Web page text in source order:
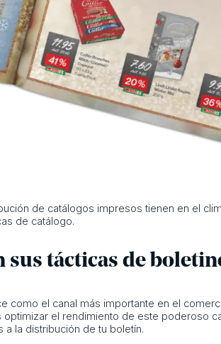
de catálogos impresos tienen en el
de catálogo.
sus tácticas de
el canal más importante en el
el rendimiento de este poderoso
a la distribución de tu boletín.